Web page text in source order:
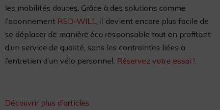
les mobilités douces. Grâce à des solutions comme
l’abonnement RED-WILL
, il devient encore plus facile de
se déplacer de manière éco responsable tout en profitant
d’un service de qualité, sans les contraintes liées à
l’entretien d’un vélo personnel. Réservez votre essai !
Découvrir plus d’articles